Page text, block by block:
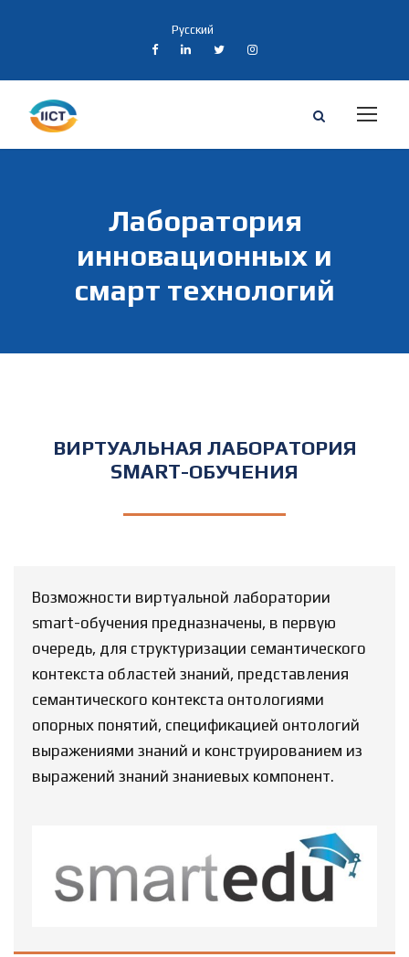
Русский
Лаборатория
инновационных и
смарт технологий
ВИРТУАЛЬНАЯ ЛАБОРАТОРИЯ
SMART-ОБУЧЕНИЯ
Возможности виртуальной лаборатории
smart-обучения предназначены, в первую
очередь, для структуризации семантического
контекста областей знаний, представления
семантического контекста онтологиями
опорных понятий, спецификацией онтологий
выражениями знаний и конструированием из
выражений знаний знаниевых компонент.